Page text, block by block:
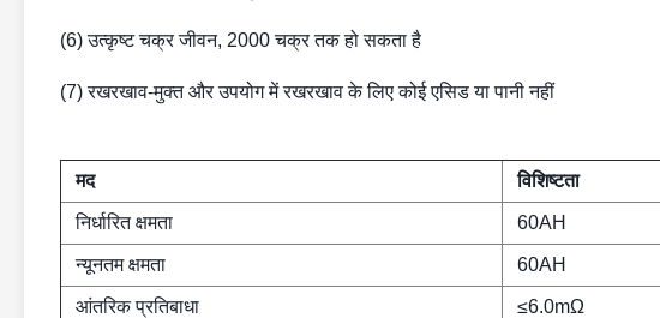
(6) उत्कृष्ट चक्र जीवन, 2000 चक्र तक हो सकता है
(7) रखरखाव-मुक्त और उपयोग में रखरखाव के लिए कोई एसिड या पानी नहीं
मद विशिष्टता
निर्धारित क्षमता
60AH
न्यूनतम क्षमता
60AH
आंतरिक प्रतिबाधा ≤6.0mΩ